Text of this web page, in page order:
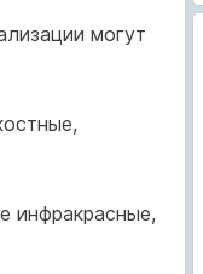
могут
инфракрасные,